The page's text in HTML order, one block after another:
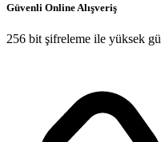
Güvenli Online Alışveriş
256 bit şifreleme ile yüksek